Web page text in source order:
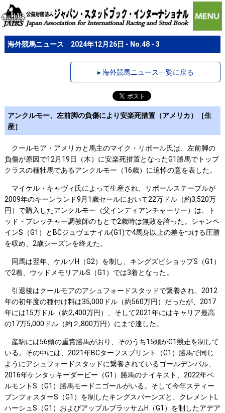
海外競馬ニュース 2024年12月26日 - No.48 - 3
▸ 海外競馬ニュース一覧に戻る
アンクルモー、左前脚の負傷により安楽死措置（アメリカ）［生
産］
クールモア・アメリカと馬主のマイク・リポール氏は、左前脚の
負傷が原因で12月19日（木）に安楽死措置となったG1勝馬でトップ
クラスの種牡馬であるアンクルモー（16歳）に追悼の意を表した。
マイケル・キャヴィ氏によって生産され、リポールステーブルが
2009年のキーンランド9月1歳セールにおいて22万ドル（約3,520万
円）で購入したアンクルモー（父インディアンチャーリー）は、ト
ッド・プレッチャー調教師のもとで2歳時は無敗を誇った。シャンペ
インS（G1）とBCジュヴェナイル(G1)で4馬身以上の差をつける圧勝
を収め、2歳シーズンを終えた。
同馬は翌年、ケルソH（G2）を制し、キングズビショップS（G1）
で2着、ウッドメモリアルS（G1）では3着となった。
引退後はクールモアのアシュフォードスタッドで繋養され、2012
年の初年度の種付け料は35,000ドル（約560万円）だったが、2017
年には15万ドル（約2,400万円）、そして2021年にはキャリア最高
の17万5,000ドル（約２,800万円）にまで達した。
産駒には56頭の重賞勝馬がおり、そのうち15頭がG1競走を制して
いる。その中には、2021年BCターフスプリント（G1）勝馬で同じ
ようにアシュフォードスタッドに繋養されているゴールデンパル、
2016年ケンタッキーダービー（G1）勝馬のナイキスト、2022年ベ
ルモントS（G1）勝馬モードニゴールがいる。そして今年スティー
ブンフォスターS（G1）を制したキングスバーンズと、クレメントL
ハーシュS（G1）およびアップルブラッサムH（G1）を制したアデア